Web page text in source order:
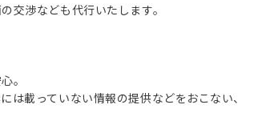
交渉なども代行いたします。
。
は載っていない情報の提供などをおこない、